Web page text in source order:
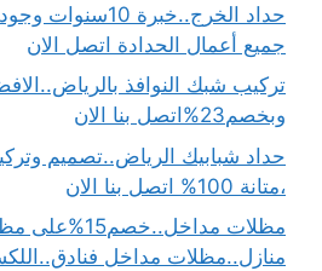
جميع أعمال الحدادة اتصل الان
وبخصم23%اتصل بنا الان
حداد شبابيك الرياض..تصميم
،متانة 100% اتصل بنا الان
مظلات
منازل..مظلات مداخل